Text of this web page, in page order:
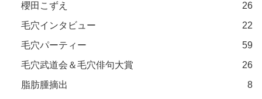
櫻田こずえ
26
毛穴インタビュー
22
毛穴パーティー
59
毛穴武道会＆毛穴俳句大賞
26
脂肪腫摘出
8